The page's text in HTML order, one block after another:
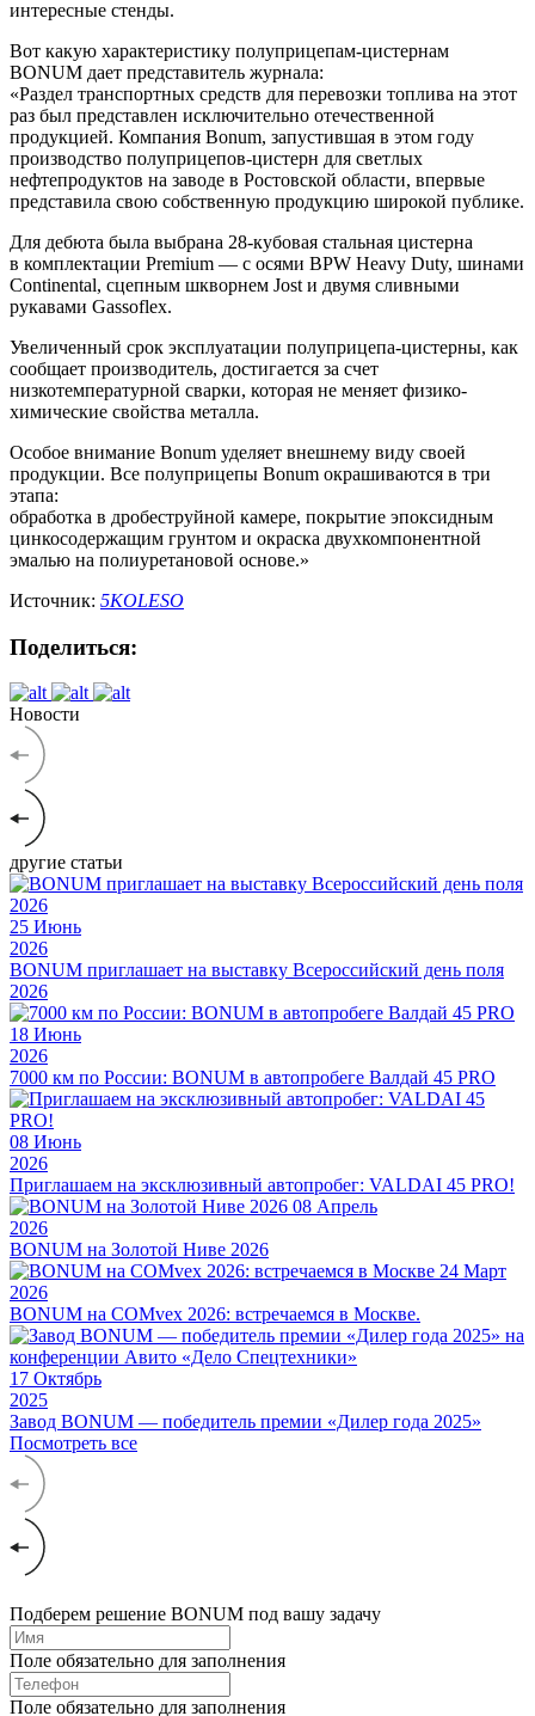
интересные стенды.
Вот какую характеристику полуприцепам-цистернам
BONUM дает представитель журнала:
«Раздел транспортных средств для перевозки топлива на этот
раз был представлен исключительно отечественной
продукцией. Компания Bonum, запустившая в этом году
производство полуприцепов-цистерн для светлых
нефтепродуктов на заводе в Ростовской области, впервые
представила свою собственную продукцию широкой публике.
Для дебюта была выбрана 28-кубовая стальная цистерна
в комплектации Premium — с осями BPW Heavy Duty, шинами
Continental, сцепным шкворнем Jost и двумя сливными
рукавами Gassoflex.
Увеличенный срок эксплуатации полуприцепа-цистерны, как
сообщает производитель, достигается за счет
низкотемпературной сварки, которая не меняет физико-
химические свойства металла.
Особое внимание Bonum уделяет внешнему виду своей
продукции. Все полуприцепы Bonum окрашиваются в три
этапа:
обработка в дробеструйной камере, покрытие эпоксидным
цинкосодержащим грунтом и окраска двухкомпонентной
эмалью на полиуретановой основе.»
Источник: 5KOLESO
Поделиться:
Новости
другие статьи
25 Июнь
2026
BONUM приглашает на выставку Всероссийский день поля
2026
18 Июнь
2026
7000 км по России: BONUM в автопробеге Валдай 45 PRO
08 Июнь
2026
Приглашаем на эксклюзивный автопробег: VALDAI 45 PRO!
08 Апрель
2026
BONUM на Золотой Ниве 2026
24 Март
2026
BONUM на COMvex 2026: встречаемся в Москве.
17 Октябрь
2025
Завод BONUM — победитель премии «Дилер года 2025»
Посмотреть все
Подберем решение BONUM под вашу задачу
Поле обязательно для заполнения
Поле обязательно для заполнения